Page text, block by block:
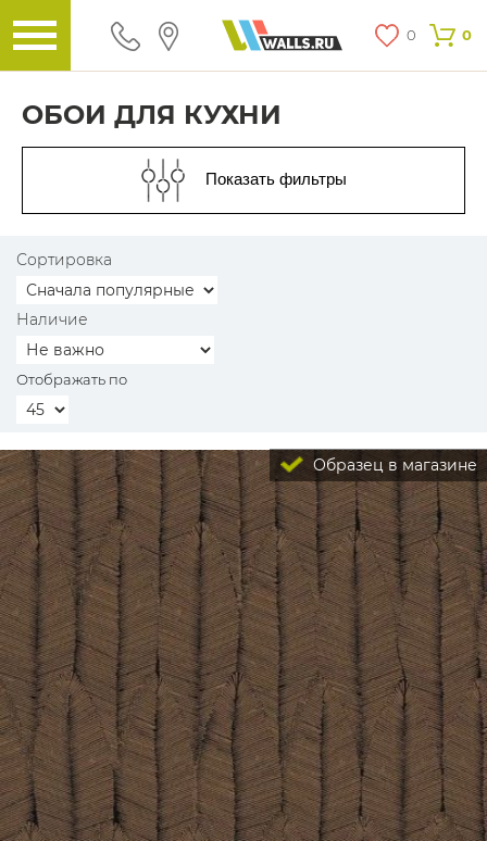
0 0
ОБОИ ДЛЯ КУХНИ
Показать фильтры
Сортировка
Наличие
Отображать по
Образец в магазине